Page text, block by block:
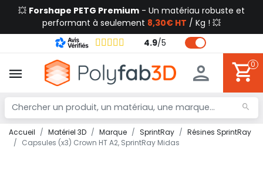
💥 Forshape PETG Premium - Un matériau robuste et
performant à seulement 8,30€ HT / Kg ! 💥
4.9/5
0
Accueil Matériel 3D Marque SprintRay
Résines SprintRay
Capsules (x3) Crown HT A2, SprintRay Midas